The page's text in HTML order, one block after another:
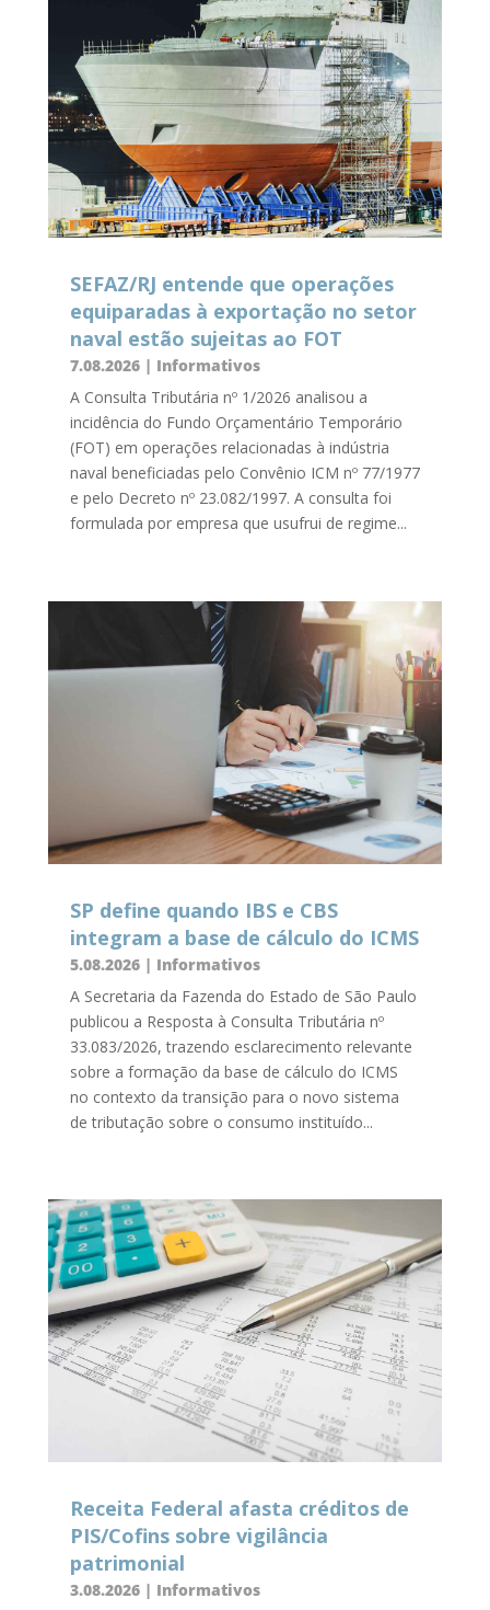
SEFAZ/RJ entende que operações
equiparadas à exportação no setor
naval estão sujeitas ao FOT
7.08.2026| Informativos
A Consulta Tributária nº 1/2026 analisou a
incidência do Fundo Orçamentário Temporário
(FOT) em operações relacionadas à indústria
naval beneficiadas pelo Convênio ICM nº 77/1977
e pelo Decreto nº 23.082/1997. A consulta foi
formulada por empresa que usufrui de regime...
SP define quando IBS e CBS
integram a base de cálculo do ICMS
5.08.2026| Informativos
A Secretaria da Fazenda do Estado de São Paulo
publicou a Resposta à Consulta Tributária nº
33.083/2026, trazendo esclarecimento relevante
sobre a formação da base de cálculo do ICMS
no contexto da transição para o novo sistema
de tributação sobre o consumo instituído...
Receita Federal afasta créditos de
PIS/Cofins sobre vigilância
patrimonial
3.08.2026| Informativos